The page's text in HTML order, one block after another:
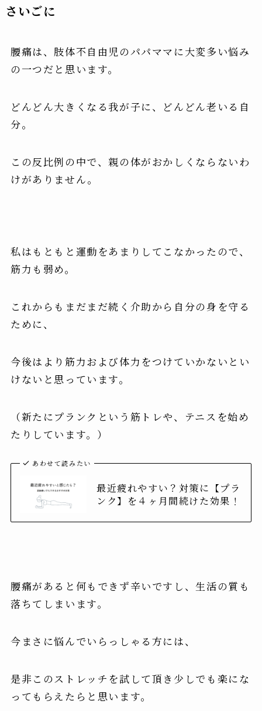
さいごに
腰痛は、肢体不自由児のパパママに大変多い悩み
の一つだと思います。
どんどん大きくなる我が子に、どんどん老いる自
分。
この反比例の中で、親の体がおかしくならないわ
けがありません。
私はもともと運動をあまりしてこなかったので、
筋力も弱め。
これからも まだまだ続く介助から自分の身を守る
ために、
今後はより筋力および体力をつけていかないとい
けない と思っています。
（新たにプランク という筋トレや、テニスを始め
たりしています。）
あわせて読みたい
最近疲れやすい？対策に【プラ
ンク】を４ヶ月間続けた効果！
腰痛があると何もできず辛いですし、生活の質も
落ちてしまいます。
今まさに悩んでいらっしゃる方には、
是非このストレッチを試して頂き少しでも楽にな
ってもらえたらと思います。